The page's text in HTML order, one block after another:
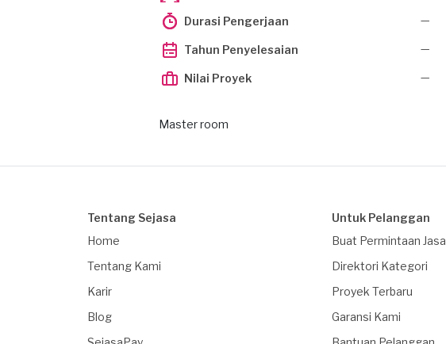
Durasi Pengerjaan —
Tahun Penyelesaian —
Nilai Proyek —
Master room
Tentang Sejasa
Home
Tentang Kami
Karir
Blog
Untuk Pelanggan
Buat Permintaan Jasa
Direktori Kategori
Proyek Terbaru
Garansi Kami